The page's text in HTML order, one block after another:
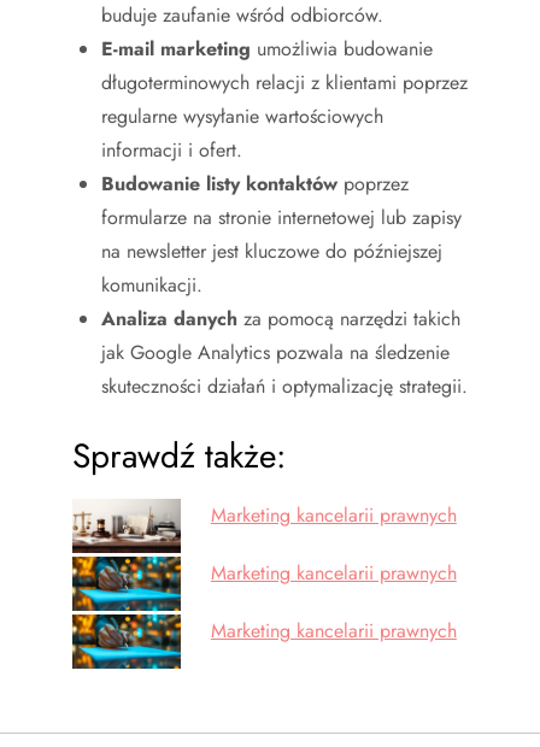
buduje zaufanie wśród odbiorców.
E-mail marketing umożliwia budowanie
długoterminowych relacji z klientami poprzez
regularne wysyłanie wartościowych
informacji i ofert.
Budowanie listy kontaktów poprzez
formularze na stronie internetowej lub zapisy
na newsletter jest kluczowe do późniejszej
komunikacji.
Analiza danych za pomocą narzędzi takich
jak Google Analytics pozwala na śledzenie
skuteczności działań i optymalizację strategii.
Sprawdź także:
Marketing kancelarii prawnych
Marketing kancelarii prawnych
Marketing kancelarii prawnych